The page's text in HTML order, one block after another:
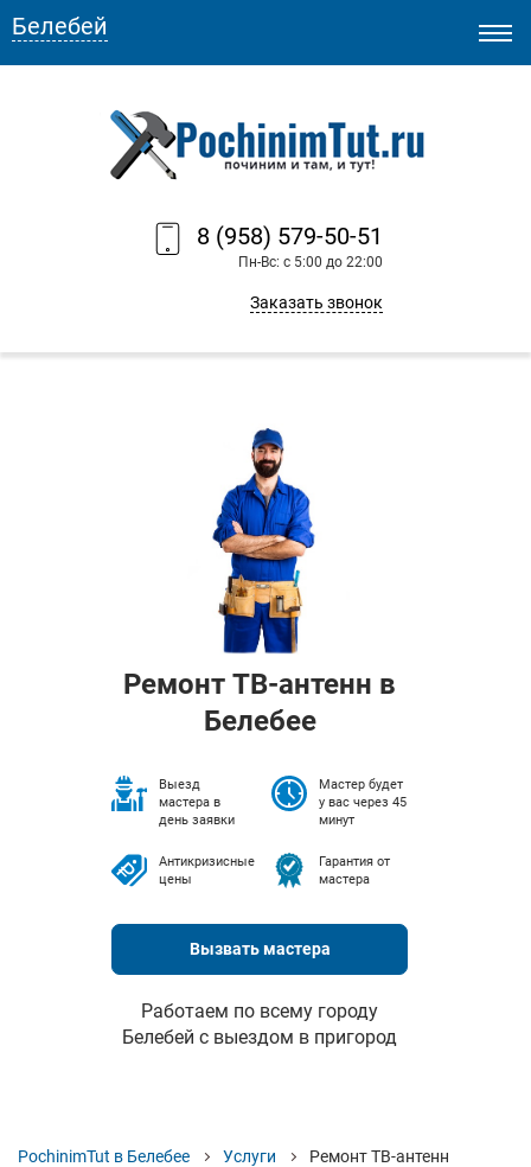
8 (958) 579-50-51
Пн-Вс: с 5:00 до 22:00
Заказать звонок
Белебей
Ремонт ТВ-антенн в
Белебее
Выезд
мастера в
день заявки
Мастер будет
у вас через 45
минут
Антикризисные
цены
Гарантия от
мастера
Вызвать мастера
Работаем по всему городу
Белебей с выездом в пригород
PochinimTut в Белебее Услуги Ремонт ТВ-антенн